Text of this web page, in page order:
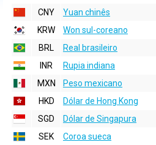
CNY
Yuan chinês
KRW
Won sul-coreano
BRL
Real brasileiro
INR
Rupia indiana
MXN
Peso mexicano
HKD
Dólar de Hong Kong
SGD
Dólar de Singapura
SEK
Coroa sueca